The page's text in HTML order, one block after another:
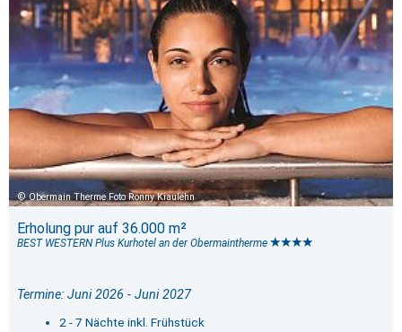
Obermain Therme Foto Ronny Kiaulehn
Erholung pur auf 36.000 m²
BEST WESTERN Plus Kurhotel an der Obermaintherme
Termine: Juni 2026 - Juni 2027
2 - 7 Nächte inkl. Frühstück